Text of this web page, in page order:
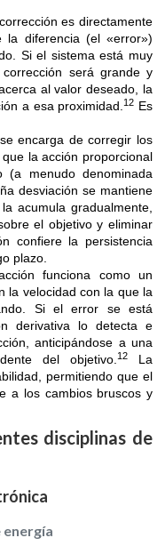
es directamente
la diferencia (el «error»)
Si el sistema está muy
será grande y
al valor deseado, la
a esa proximidad.12 Es
encarga de corregir los
la acción proporcional
(a menudo denominada
desviación se mantiene
acumula gradualmente,
el objetivo y eliminar
confiere la persistencia
plazo.
funciona como un
la velocidad con la que la
Si el error se está
derivativa lo detecta e
anticipándose a una
del objetivo.12
La
permitiendo que el
a los cambios bruscos y
disciplinas de